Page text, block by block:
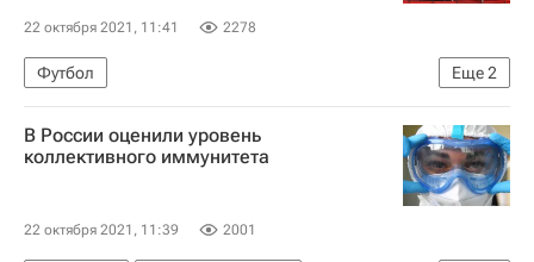
22 октября 2021, 11:41 2278
Еще2
Футбол
Следственный комитет России (СК РФ)
Спартак Москва
В России оценили уровень
коллективного иммунитета
22 октября 2021, 11:39 2001